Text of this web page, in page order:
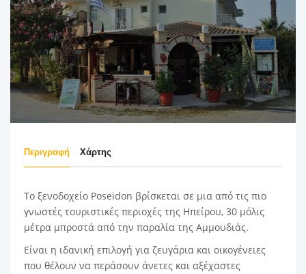
Περιγραφή Χάρτης
Το ξενοδοχείο Poseidon βρίσκεται σε μια από τις πιο
γνωστές τουριστικές περιοχές της Ηπείρου, 30 μόλις
μέτρα μπροστά από την παραλία της Αμμουδιάς.
Είναι η ιδανική επιλογή για ζευγάρια και οικογένειες
που θέλουν να περάσουν άνετες και αξέχαστες